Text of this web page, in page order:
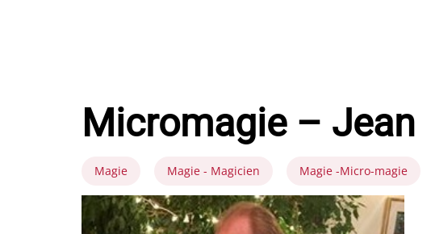
Micromagie – Jean
Magie Magie - Magicien Magie -Micro-magie